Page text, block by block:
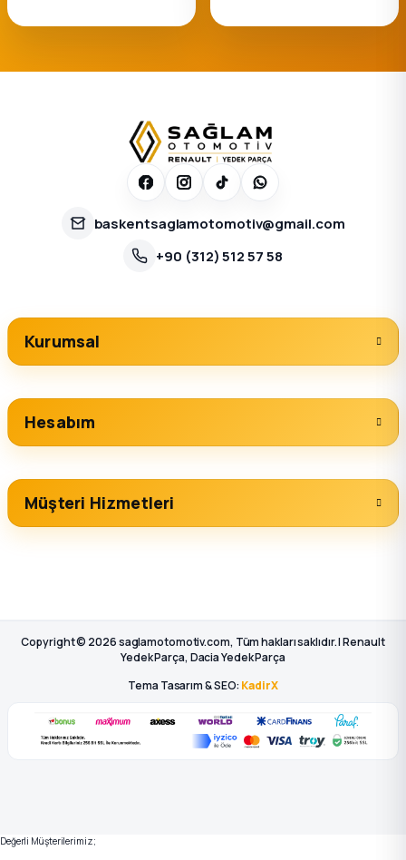
SEPETE EKLE
SEPETE EKLE
258 TL
Radyatör Ek Su Deposu Kapaklı - Renault R19 - R19 - Kaya Plastik
baskentsaglamotomotiv@gmail.com
+90 (312) 512 57 58
Kurumsal
Hesabım
Müşteri Hizmetleri
Copyright © 2026 saglamotomotiv.com, Tüm hakları saklıdır. | Renault
Yedek Parça, Dacia Yedek Parça
Tema Tasarım & SEO: KadirX
Değerli Müşterilerimiz;